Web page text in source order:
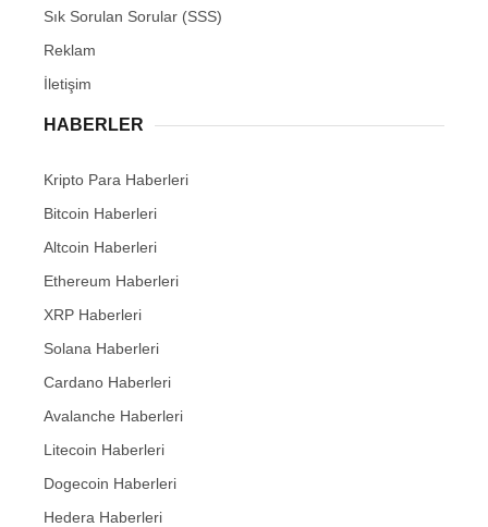
Sık Sorulan Sorular (SSS)
Reklam
İletişim
HABERLER
Kripto Para Haberleri
Bitcoin Haberleri
Altcoin Haberleri
Ethereum Haberleri
XRP Haberleri
Solana Haberleri
Cardano Haberleri
Avalanche Haberleri
Litecoin Haberleri
Dogecoin Haberleri
Hedera Haberleri